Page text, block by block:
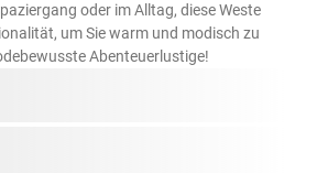
oder im Alltag, diese Weste
um Sie warm und modisch zu
Abenteuerlustige!